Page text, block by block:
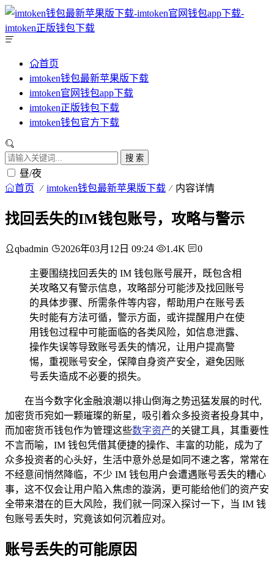
首页
imtoken钱包最新苹果版下载
imtoken官网钱包app下载
imtoken正版钱包下载
imtoken钱包官方下载
搜 索
昼/夜
首页 imtoken钱包最新苹果版下载 内容详情
找回丢失的IM钱包账号，攻略与警示
qbadmin 2026年03月12日 09:24 1.4K 0
主要围绕找回丢失的 IM 钱包账号展开，既包含相
关攻略又有警示信息，攻略部分可能涉及找回账号
的具体步骤、所需条件等内容，帮助用户在账号丢
失时能有方法可循，警示方面，或许提醒用户在使
用钱包过程中可能面临的各类风险，如信息泄露、
操作失误等导致账号丢失的情况，让用户提高警
惕，重视账号安全，保障自身资产安全，避免因账
号丢失造成不必要的损失。
在当今数字化金融浪潮以排山倒海之势迅猛发展的时代,
加密货币宛如一颗璀璨的新星，吸引着众多投资者投身其中，
而加密货币钱包作为管理这些数字资产的关键工具，其重要性
不言而喻，IM 钱包凭借其便捷的操作、丰富的功能，成为了
众多投资者的心头好，生活中意外总是如同不速之客，常常在
不经意间悄然降临，不少 IM 钱包用户会遭遇账号丢失的糟心
事，这不仅会让用户陷入焦虑的漩涡，更可能给他们的资产安
全带来潜在的巨大风险，我们就一同深入探讨一下，当 IM 钱
包账号丢失时，究竟该如何沉着应对。
账号丢失的可能原因